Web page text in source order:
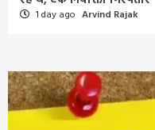
1 day ago Arvind Rajak